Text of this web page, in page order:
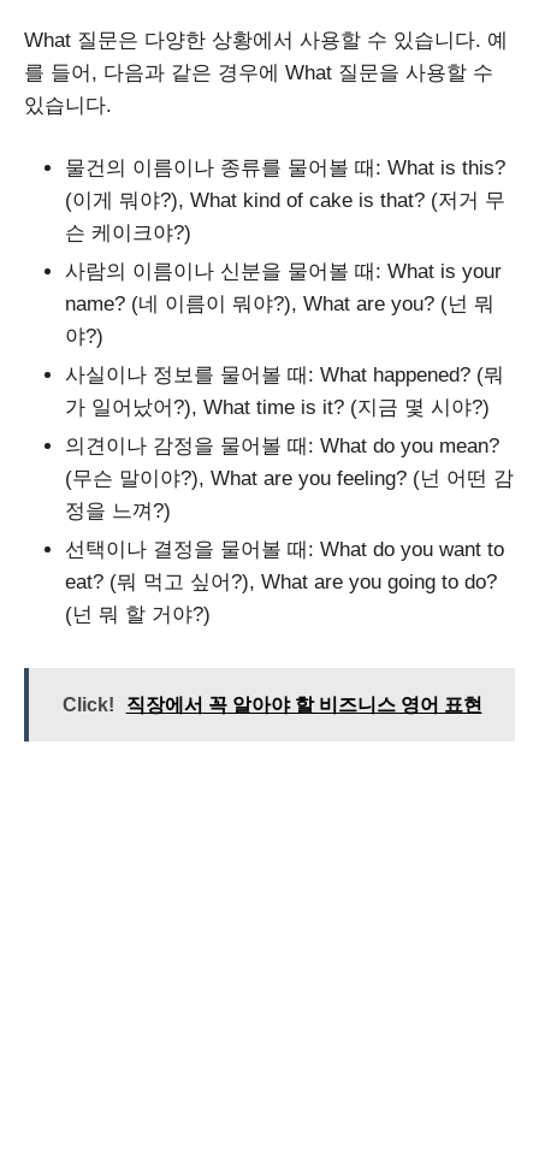
What 질문은 다양한 상황에서 사용할 수 있습니다. 예
를 들어, 다음과 같은 경우에 What 질문을 사용할 수
있습니다.
물건의 이름이나 종류를 물어볼 때: What is this?
(이게 뭐야?), What kind of cake is that? (저거 무
슨 케이크야?)
사람의 이름이나 신분을 물어볼 때: What is your
name? (네 이름이 뭐야?), What are you? (넌 뭐
야?)
사실이나 정보를 물어볼 때: What happened? (뭐
가 일어났어?), What time is it? (지금 몇 시야?)
의견이나 감정을 물어볼 때: What do you mean?
(무슨 말이야?), What are you feeling? (넌 어떤 감
정을 느껴?)
선택이나 결정을 물어볼 때: What do you want to
eat? (뭐 먹고 싶어?), What are you going to do?
(넌 뭐 할 거야?)
Click! 직장에서 꼭 알아야 할 비즈니스 영어 표현